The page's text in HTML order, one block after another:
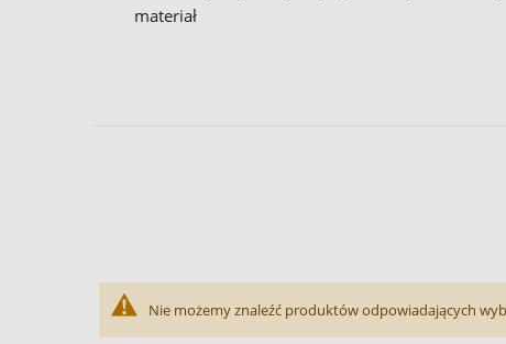
materiał
Nie możemy znaleźć produktów odpowiadających